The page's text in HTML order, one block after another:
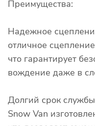
Преимущества:
Надежное
отличное
что гарантирует
вождение даже в
Долгий срок
Snow Van